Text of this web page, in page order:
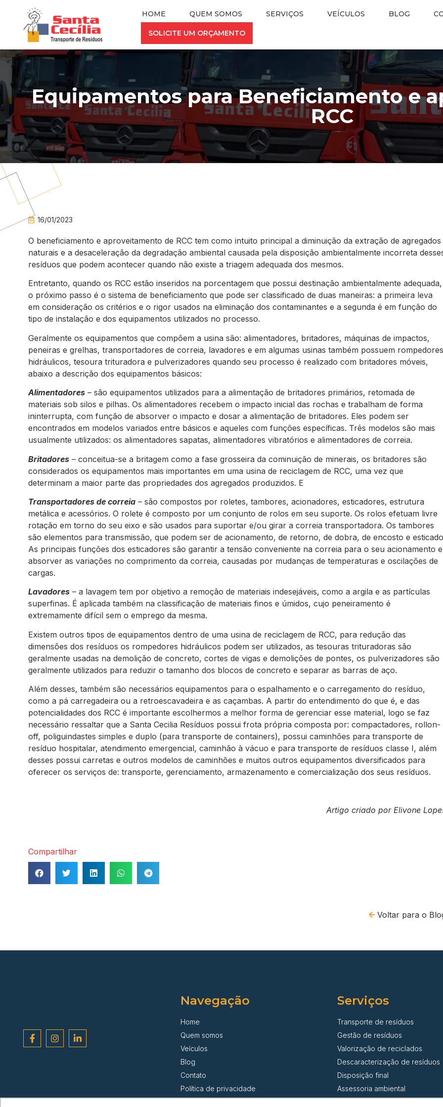
HOME QUEM SOMOS SERVIÇOS VEÍCULOS BLOG
SOLICITE UM ORÇAMENTO
Equipamentos para Beneficiamento e
RCC
16/01/2023
O beneficiamento e aproveitamento de RCC tem como intuito principal a diminuição da extração de agregados
naturais e a desaceleração da degradação ambiental causada pela disposição ambientalmente incorreta
resíduos que podem acontecer quando não existe a triagem adequada dos mesmos.
Entretanto, quando os RCC estão inseridos na porcentagem que possui destinação ambientalmente adequada,
o próximo passo é o sistema de beneficiamento que pode ser classificado de duas maneiras: a primeira leva
em consideração os critérios e o rigor usados na eliminação dos contaminantes e a segunda é em função do
tipo de instalação e dos equipamentos utilizados no processo.
Geralmente os equipamentos que compõem a usina são: alimentadores, britadores, máquinas de impactos,
peneiras e grelhas, transportadores de correia, lavadores e em algumas usinas também possuem rompedores
hidráulicos, tesoura trituradora e pulverizadores quando seu processo é realizado com britadores móveis,
abaixo a descrição dos equipamentos básicos:
Alimentadores – são equipamentos utilizados para a alimentação de britadores primários, retomada de
materiais sob silos e pilhas. Os alimentadores recebem o impacto inicial das rochas e trabalham de forma
ininterrupta, com função de absorver o impacto e dosar a alimentação de britadores. Eles podem ser
encontrados em modelos variados entre básicos e aqueles com funções específicas. Três modelos são mais
usualmente utilizados: os alimentadores sapatas, alimentadores vibratórios e alimentadores de correia.
Britadores – conceitua-se a britagem como a fase grosseira da cominuição de minerais, os britadores são
considerados os equipamentos mais importantes em uma usina de reciclagem de RCC, uma vez que
determinam a maior parte das propriedades dos agregados produzidos. E
Transportadores de correia – são compostos por roletes, tambores, acionadores, esticadores, estrutura
metálica e acessórios. O rolete é composto por um conjunto de rolos em seu suporte. Os rolos efetuam livre
rotação em torno do seu eixo e são usados para suportar e/ou girar a correia transportadora. Os tambores
são elementos para transmissão, que podem ser de acionamento, de retorno, de dobra, de encosto e
As principais funções dos esticadores são garantir a tensão conveniente na correia para o seu acionamento e
absorver as variações no comprimento da correia, causadas por mudanças de temperaturas e oscilações de
cargas.
Lavadores – a lavagem tem por objetivo a remoção de materiais indesejáveis, como a argila e as partículas
superfinas. É aplicada também na classificação de materiais finos e úmidos, cujo peneiramento é
extremamente difícil sem o emprego da mesma.
Existem outros tipos de equipamentos dentro de uma usina de reciclagem de RCC, para redução das
dimensões dos resíduos os rompedores hidráulicos podem ser utilizados, as tesouras trituradoras são
geralmente usadas na demolição de concreto, cortes de vigas e demolições de pontes, os pulverizadores são
geralmente utilizados para reduzir o tamanho dos blocos de concreto e separar as barras de aço.
Além desses, também são necessários equipamentos para o espalhamento e o carregamento do resíduo,
como a pá carregadeira ou a retroescavadeira e as caçambas. A partir do entendimento do que é, e das
potencialidades dos RCC é importante escolhermos a melhor forma de gerenciar esse material, logo se faz
necessário ressaltar que a Santa Cecilia Resíduos possui frota própria composta por: compactadores, rollon-
off, poliguindastes simples e duplo (para transporte de containers), possui caminhões para transporte de
resíduo hospitalar, atendimento emergencial, caminhão à vácuo e para transporte de resíduos classe I, além
desses possui carretas e outros modelos de caminhões e muitos outros equipamentos diversificados para
oferecer os serviços de: transporte, gerenciamento, armazenamento e comercialização dos seus resíduos.
Artigo criado por Elivone
Compartilhar
Voltar para o
Navegação
Home
Quem somos
Veículos
Blog
Contato
Política de privacidade
Serviços
Transporte de resíduos
Gestão de resíduos
Valorização de reciclados
Descaracterização de resíduos
Disposição final
Assessoria ambiental